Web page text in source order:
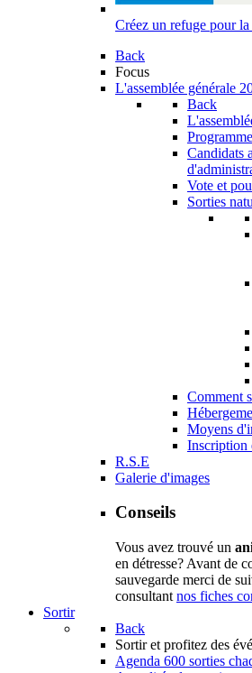
Créez un refuge pour la
Back
Focus
L'assemblée générale
Back
Programme
Candidats
Vote et
Sorties
Comment
Moyens
Inscription
R.S.E
Galerie d'images
Conseils
Vous avez trouvé un
en détresse? Avant de
sauvegarde merci de
consultant nos fiches
Sortir
Back
Sortir et profitez des
Agenda 600 sorties